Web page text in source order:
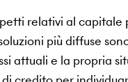
relativi al capitale
più diffuse
attuali e la propria